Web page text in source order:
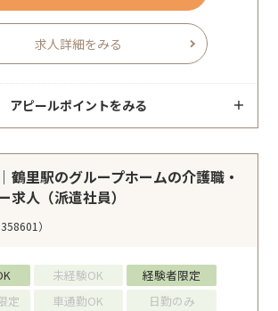
求人詳細をみる
アピールポイントをみる
鶴里駅のグループホームの介護職・
求人（派遣社員）
）
未経験OK
経験者限定
定
車通勤OK 日勤のみ